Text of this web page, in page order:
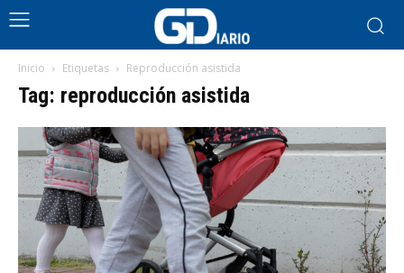
Inicio Etiquetas Reproducción asistida
Tag: reproducción asistida